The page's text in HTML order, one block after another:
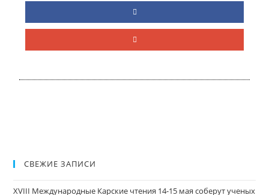
СВЕЖИЕ ЗАПИСИ
XVIII Международные Карские чтения 14-15 мая соберут ученых